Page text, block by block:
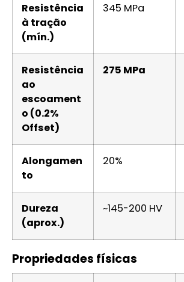
Resistência
à tração
(mín.)
345 MPa
Resistência
ao
escoament
o (0.2%
Offset)
275 MPa
Alongamen
to
20%
Dureza
(aprox.)
~145-200 HV
Propriedades físicas